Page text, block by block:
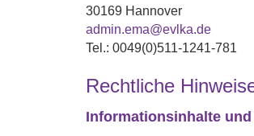
30169 Hannover
admin.ema@evlka.de
Tel.: 0049(0)511-1241-781
Rechtliche
Informationsinhalte